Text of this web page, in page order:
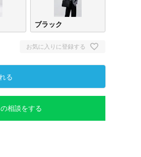
ブラック
お気に入りに登録する
る
相談をする